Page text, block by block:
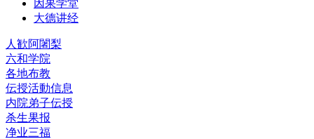
因果学堂
大德讲经
人歓阿闍梨
六和学院
各地布教
伝授活動信息
内院弟子伝授
杀生果报
净业三福